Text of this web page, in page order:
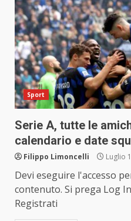
Sport
Serie A, tutte le
calendario e date
Filippo Limoncelli Luglio
Devi eseguire l'accesso
contenuto. Si prega Log
Registrati